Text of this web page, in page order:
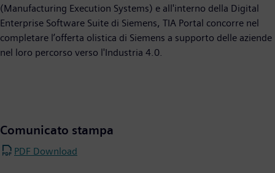
(Manufacturing Execution Systems) e all'interno della Digital
Enterprise Software Suite di Siemens, TIA Portal concorre nel
completare l’offerta olistica di Siemens a supporto delle aziende
nel loro percorso verso l'Industria 4.0.
Comunicato stampa
PDF Download